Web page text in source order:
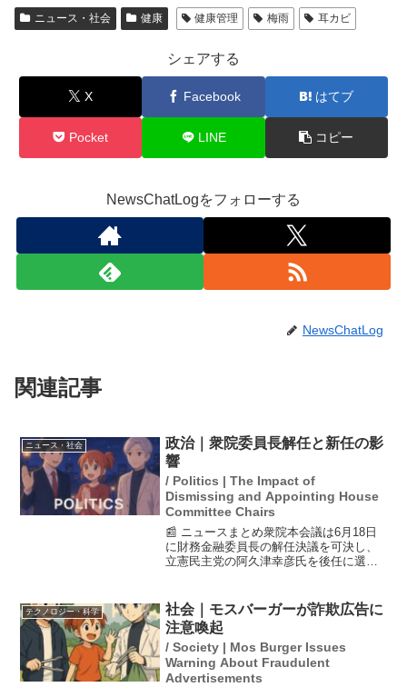
ニュース・社会 健康 健康管理 梅雨 耳カビ
シェアする
X Facebook はてブ
Pocket LINE コピー
NewsChatLogをフォローする
NewsChatLog
関連記事
ニュース・社会
政治｜衆院委員長解任と新任の影
響
/ Politics | The Impact of
Dismissing and Appointing House
Committee Chairs
📰 ニュースまとめ衆院本会議は6月18日
に財務金融委員長の解任決議を可決し、
立憲民主党の阿久津幸彦氏を後任に選出
廃止法案を巡る議論が背景にあります。
解任の理由や今後の影...
テクノロジー・科学
社会｜モスバーガーが詐欺広告に
注意喚起
/ Society | Mos Burger Issues
Warning About Fraudulent
Advertisements